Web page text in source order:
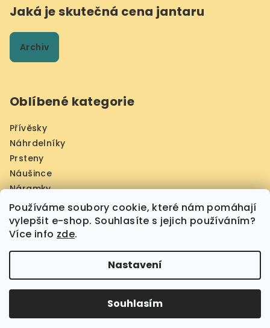
Používáme soubory cookie, které nám pomáhají
vylepšit e-shop. Souhlasíte s jejich používáním?
Více info zde.
Nastavení
Souhlasím
Jaká je skutečná cena jantaru
Archiv
Oblíbené kategorie
Přívěsky
Náhrdelníky
Prsteny
Náušince
Náramky
Jantarové obrazy Prahy
Šperky z larimáru
Vytvořil Shoptet